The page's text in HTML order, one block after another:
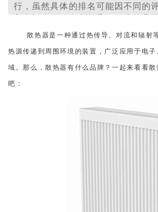
行，虽然具体的排名可能因不同的
器表现出色，排名不分先后，仅供
散热器是一种通过热传导、对流和辐射
热源传递到周围环境的装置，广泛应用于电
域。那么，散热器有什么品牌？一起来看看
吧：